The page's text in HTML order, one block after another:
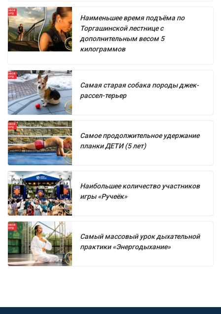
Наименьшее время подъёма по
Торгашинской лестнице с
дополнительным весом 5
килограммов
Самая старая собака породы джек-
рассел-терьер
Самое продолжительное удержание
планки ДЕТИ (5 лет)
Наибольшее количество участников
игры «Ручеёк»
Самый массовый урок дыхательной
практики «Энергодыхание»